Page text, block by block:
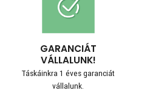
GARANCIÁT
VÁLLALUNK!
Táskáinkra 1 éves garanciát
vállalunk.